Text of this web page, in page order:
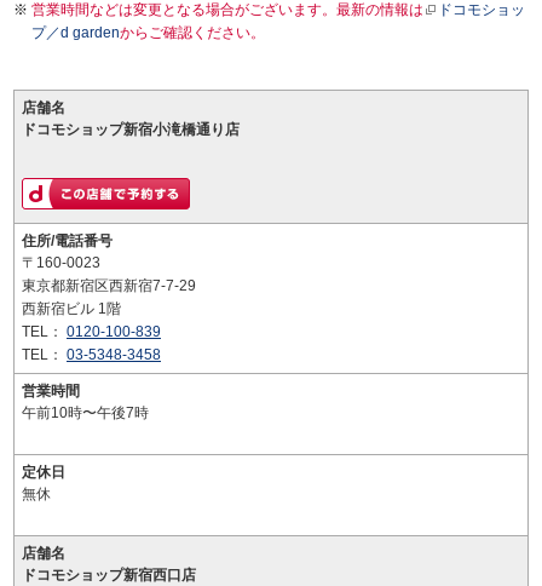
営業時間などは変更となる場合がございます。最新の情報は
ドコモショッ
プ／d gardenからご確認ください。
店舗名
ドコモショップ新宿小滝橋通り店
住所/電話番号
〒160-0023
東京都新宿区西新宿7-7-29
西新宿ビル 1階
TEL： 0120-100-839
TEL： 03-5348-3458
営業時間
午前10時〜午後7時
定休日
無休
店舗名
ドコモショップ新宿西口店